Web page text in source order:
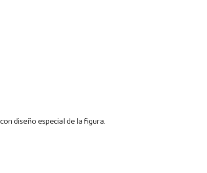
diseño especial de la figura.